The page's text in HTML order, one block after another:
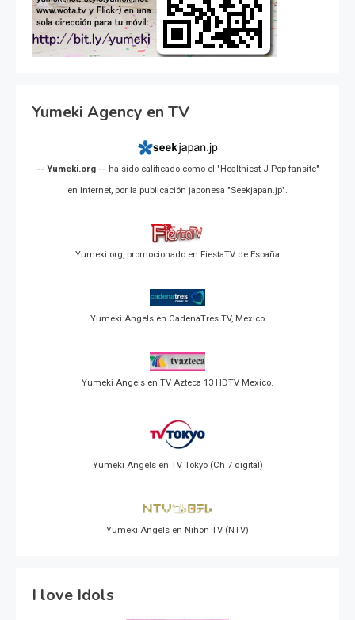
Yumeki Agency en TV
-- Yumeki.org -- ha sido calificado como el "Healthiest J-Pop fansite"
en Internet, por la publicación japonesa "Seekjapan.jp".
Yumeki.org, promocionado en FiestaTV de España
Yumeki Angels en CadenaTres TV, Mexico
Yumeki Angels en TV Azteca 13 HDTV Mexico.
Yumeki Angels en TV Tokyo (Ch 7 digital)
Yumeki Angels en Nihon TV (NTV)
I love Idols